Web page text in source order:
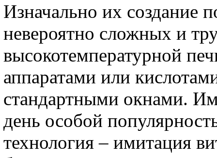
Изначально их создание
невероятно сложных и
высокотемпературной
аппаратами или
стандартными окнами.
день особой
технология – имитация